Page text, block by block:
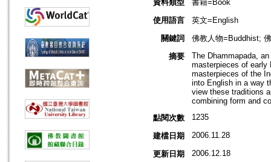
資料類型
書籍=Book
使用語言
英文=English
關鍵詞
佛教人物=Buddhist;
摘要
The Dhammapada,
masterpieces of early
masterpieces of the
into English in a way
view these traditions
combining form and
點閱次數
1235
建檔日期 2006.11.28
更新日期 2006.12.18